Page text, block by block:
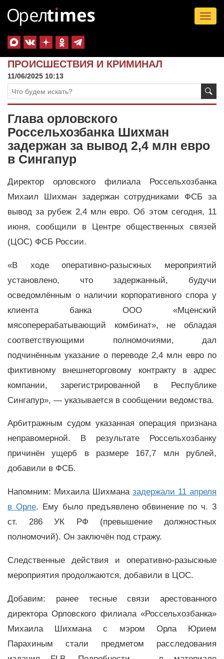
ПРОИСШЕСТВИЯ И КРИМИНАЛ
11/06/2025 10:13
Глава орловского
Россельхозбанка Шихман
задержан за вывод 2,4 млн евро
в Сингапур
Директор орловского филиала Россельхозбанка
Михаил Шихман задержан сотрудниками ФСБ за
вывод за рубеж 2,4 млн евро. Об этом сегодня, 11
июня, сообщили в Центре общественных связей
(ЦОС) ФСБ России.
«В ходе оперативно-разыскных мероприятий
установлено, что задержанный, будучи
осведомлённым о наличии корпоративного спора у
клиента банка ООО «Мценский
мясоперерабатывающий комбинат», не обладая
соответствующими полномочиями, дал
подчинённым указание о переводе 2,4 млн евро по
фиктивному внешнеторговому контракту в адрес
компании, зарегистрированной в Республике
Сингапур», — указывается в сообщении ведомства.
Арбитражным судом указанная операция признана
неправомерной. В результате Россельхозбанку
причинён ущерб в размере 167,7 млн рублей,
добавили в ФСБ.
Напомним: Михаила Шихмана задержали 11 апреля
в Орле. Ему было предъявлено обвинение по ч. 3
ст. 286 УК РФ (превышение должностных
полномочий). Он заключён под стражу.
Следственные действия и оперативно-разыскные
мероприятия продолжаются, добавили в ЦОС.
Добавим: ранее тесные связи арестованного
директора Орловского филиала «Россельхозбанка»
Михаила Шихмана с мэром Орла Юрием
Парахиным стали предметом расследования